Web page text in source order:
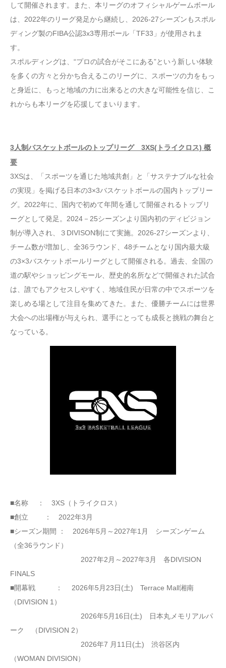
して開催されます。また、本リーグのオフィシャルゲームボール
は、2022年のリーグ発足から継続し、2026-27シーズンもスポル
ディング製のFIBA公認3x3専用ボール「TF33」が使用されま
す。
スポルディングは、“プロの試合がそこにある”という新しい体験
を多くの方々と分かち合えるこのリーグに、スポーツの力をもっ
と身近に、もっと地域の力に出来るとの大きな可能性を信じ、こ
れからも本リーグを応援してまいります。
3人制バスケットボールのトップリーグ 3XS(トライクロス) 概
要
3XSは、「スポーツを通じた地域共創」と「サステナブルな社会
の実現」を掲げる日本の3×3バスケットボールの国内トップリー
グ。2022年に、国内で初めて年間を通して開催されるトップリ
ーグとして発足。2024－25シーズンより国内初のディビジョン
制が導入され、３DIVISON制にて実施。2026-27シーズンより、
チーム数が増加し、全36ラウンド、48チームとなり国内最大級
の3×3バスケットボールリーグとして開催される。過去、全国の
道の駅やショッピングモール、歴史的名所などで開催された試合
は、誰でもアクセスしやすく、地域住民が日常の中でスポーツを
楽しめる場として注目を集めてきた。また、優勝チームには世界
大会への出場権が与えられ、選手にとっても成長と挑戦の舞台と
なっている。
■名称 ： 3XS（トライクロス）
■創立 ： 2022年3月
■シーズン期間 ： 2026年5月～2027年1月 シーズンゲーム
（全36ラウンド）
2027年2月～2027年3月 各DIVISION
FINALS
■開幕戦 ： 2026年5月23日(土) Terrace Mall湘南
（DIVISION 1）
2026年5月16日(土) 日本丸メモリアルパ
ーク （DIVISION 2）
2026年7 月11日(土) 渋谷区内
（WOMAN DIVISION）